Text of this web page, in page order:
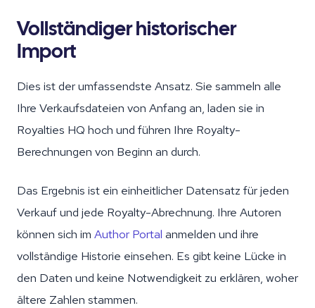
Vollständiger historischer
Import
Dies ist der umfassendste Ansatz. Sie sammeln alle
Ihre Verkaufsdateien von Anfang an, laden sie in
Royalties HQ hoch und führen Ihre Royalty-
Berechnungen von Beginn an durch.
Das Ergebnis ist ein einheitlicher Datensatz für jeden
Verkauf und jede Royalty-Abrechnung. Ihre Autoren
können sich im Author Portal anmelden und ihre
vollständige Historie einsehen. Es gibt keine Lücke in
den Daten und keine Notwendigkeit zu erklären, woher
ältere Zahlen stammen.